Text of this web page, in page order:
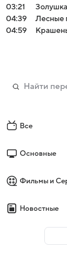
03:21
Золушка
04:39
Лесные
04:59
Все
Основные
Фильмы и
Новостные